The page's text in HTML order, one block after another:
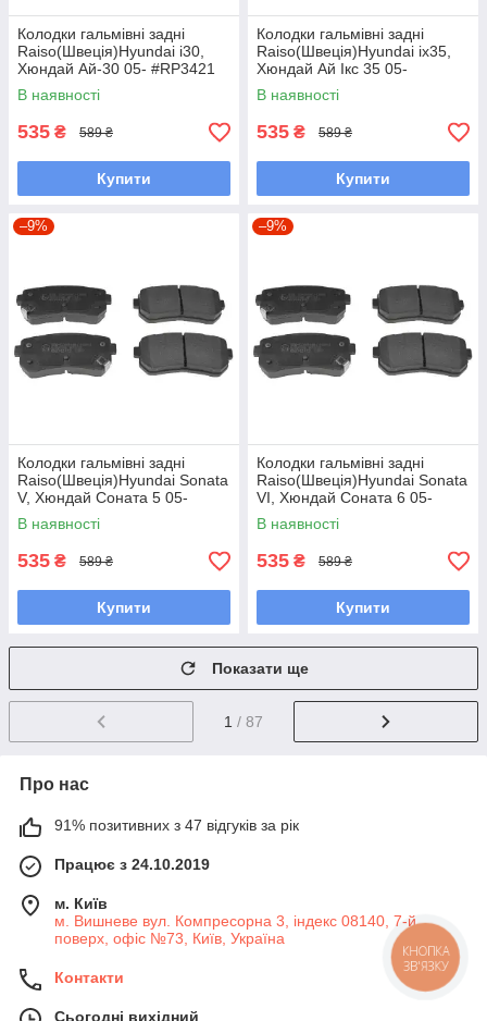
Колодки гальмівні задні
Raiso(Швеція)Hyundai i30,
Хюндай Ай-30 05- #RP3421
UABARLD7
В наявності
535 ₴ 589 ₴
Купити
Колодки гальмівні задні
Raiso(Швеція)Hyundai ix35,
Хюндай Ай Ікс 35 05-
#RP3421 UAKDOUF7
В наявності
535 ₴ 589 ₴
Купити
–9%
Колодки гальмівні задні
Raiso(Швеція)Hyundai Sonata
V, Хюндай Соната 5 05-
#RP3421 UAKDOUF7
В наявності
535 ₴ 589 ₴
Купити
–9%
Колодки гальмівні задні
Raiso(Швеція)Hyundai Sonata
VI, Хюндай Соната 6 05-
#RP3421 UAQHMZS7
В наявності
535 ₴ 589 ₴
Купити
Показати ще
1 / 87
Про нас
91% позитивних з 47 відгуків за рік
Працює з 24.10.2019
м. Київ
м. Вишневе вул. Компресорна 3, індекс 08140, 7-й
поверх, офіс №73, Київ, Україна
Контакти
Сьогодні вихідний
КНОПКА
ЗВ'ЯЗКУ